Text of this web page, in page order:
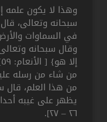
وهذا لا يكون علمه
سبحانه وتعالى،
وقال سبحانه
من شاء من رسله
من هذا العلم، قال
يظهر على غيبه
٢٦ – ٢٧].